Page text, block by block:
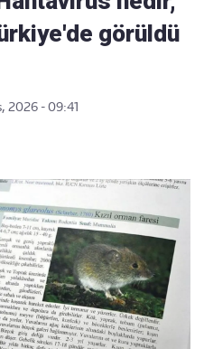
görüldü
2026 - 09:41